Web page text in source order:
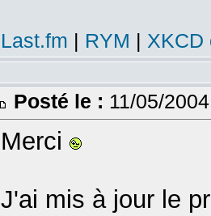
Last.fm | RYM | XKCD
Posté le : 11/05/
Merci
J'ai mis à jour le